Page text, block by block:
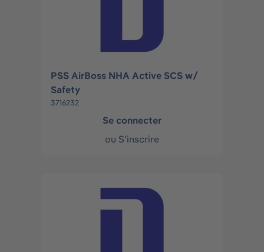
PSS AirBoss NHA Active SCS w/
Safety
3716232
Se connecter
ou S'inscrire